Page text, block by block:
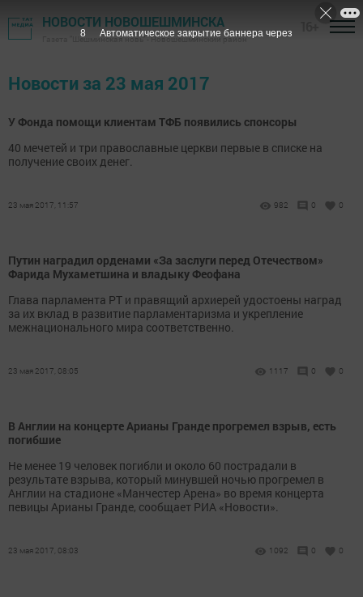
НОВОСТИ НОВОШЕШМИНСКА
Газета "Шешминская новь" - Новошешминский район
Новости за 23 мая 2017
У Фонда помощи клиентам ТФБ появились спонсоры
40 мечетей и три православные церкви первые в списке на
получение своих денег.
23 мая 2017, 11:57 982 0 0
Путин наградил орденами «За заслуги перед Отечеством»
Фарида Мухаметшина и владыку Феофана
Глава парламента РТ и правящий архиерей удостоены наград
за их вклад в развитие парламентаризма и укрепление
межнационального мира соответственно.
23 мая 2017, 08:05 1117 0 0
В Англии на концерте Арианы Гранде прогремел взрыв, есть
погибшие
Не менее 19 человек погибли и около 60 пострадали в
результате взрыва, который минувшей ночью прогремел в
Англии на стадионе «Манчестер Арена» во время концерта
певицы Арианы Гранде, сообщает РИА «Новости».
23 мая 2017, 08:03 1092 0 0
7 Автоматическое закрытие баннера через